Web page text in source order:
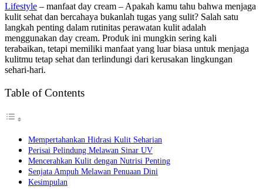
Lifestyle – manfaat day cream – Apakah kamu tahu bahwa menjaga
kulit sehat dan bercahaya bukanlah tugas yang sulit? Salah satu
langkah penting dalam rutinitas perawatan kulit adalah
menggunakan day cream. Produk ini mungkin sering kali
terabaikan, tetapi memiliki manfaat yang luar biasa untuk menjaga
kulitmu tetap sehat dan terlindungi dari kerusakan lingkungan
sehari-hari.
Table of Contents
Mempertahankan Hidrasi Kulit Seharian
Perisai Pelindung Melawan Sinar UV
Mencerahkan Kulit dengan Nutrisi Penting
Senjata Ampuh Melawan Penuaan Dini
Kesimpulan